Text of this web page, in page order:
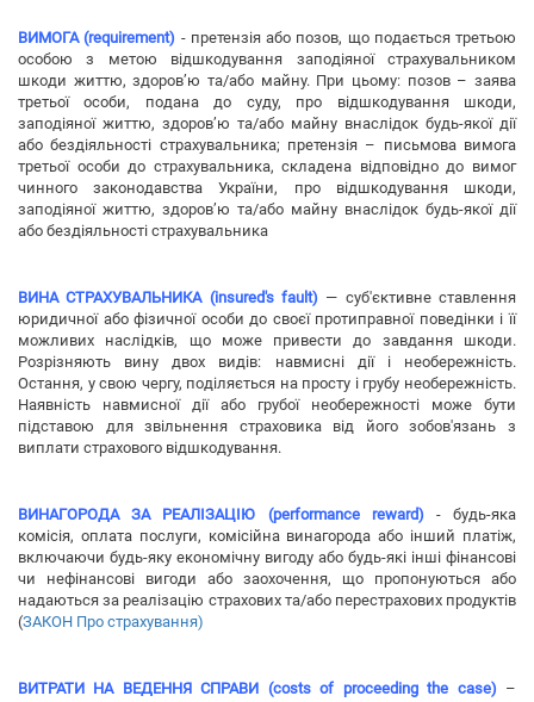
ВИМОГА (requirement) - претензія або позов, що подається третьою
особою з метою відшкодування заподіяної страхувальником
шкоди життю, здоров’ю та/або майну. При цьому: позов – заява
третьої особи, подана до суду, про відшкодування шкоди,
заподіяної життю, здоров’ю та/або майну внаслідок будь-якої дії
або бездіяльності страхувальника; претензія – письмова вимога
третьої особи до страхувальника, складена відповідно до вимог
чинного законодавства України, про відшкодування шкоди,
заподіяної життю, здоров’ю та/або майну внаслідок будь-якої дії
або бездіяльності страхувальника
ВИНА СТРАХУВАЛЬНИКА (insured's fault) — суб'єктивне ставлення
юридичної або фізичної особи до своєї протиправної поведінки і її
можливих наслідків, що може привести до завдання шкоди.
Розрізняють вину двох видів: навмисні дії і необережність.
Остання, у свою чергу, поділяється на просту і грубу необережність.
Наявність навмисної дії або грубої необережності може бути
підставою для звільнення страховика від його зобов'язань з
виплати страхового відшкодування.
ВИНАГОРОДА ЗА РЕАЛІЗАЦІЮ (performance reward) - будь-яка
комісія, оплата послуги, комісійна винагорода або інший платіж,
включаючи будь-яку економічну вигоду або будь-які інші фінансові
чи нефінансові вигоди або заохочення, що пропонуються або
надаються за реалізацію страхових та/або перестрахових продуктів
(ЗАКОН Про страхування)
ВИТРАТИ НА ВЕДЕННЯ СПРАВИ (costs of proceeding the case) –